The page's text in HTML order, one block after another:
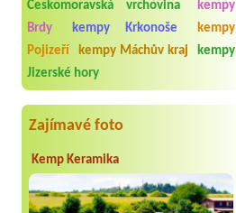
Českomoravská vrchovina
kempy
Brdy
kempy Krkonoše
kempy
Pojizeří
kempy Máchův kraj
kempy
Jizerské hory
Zajímavé foto
Kemp Keramika